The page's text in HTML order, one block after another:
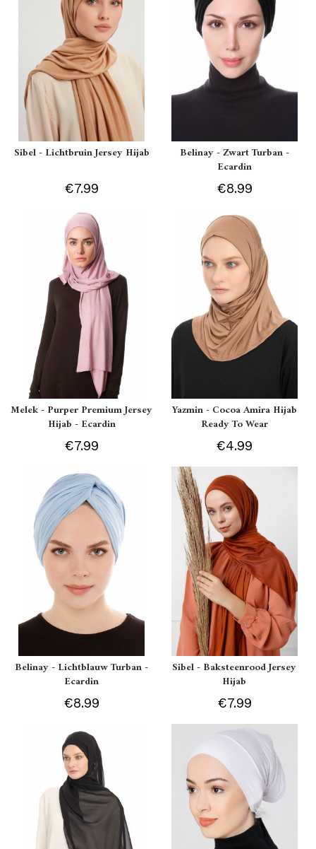
Sibel - Lichtbruin Jersey Hijab
€7.99
Belinay - Zwart Turban -
Ecardin
€8.99
Melek - Purper Premium Jersey
Hijab - Ecardin
€7.99
Yazmin - Cocoa Amira Hijab
Ready To Wear
€4.99
Belinay - Lichtblauw Turban -
Ecardin
€8.99
Sibel - Baksteenrood Jersey
Hijab
€7.99